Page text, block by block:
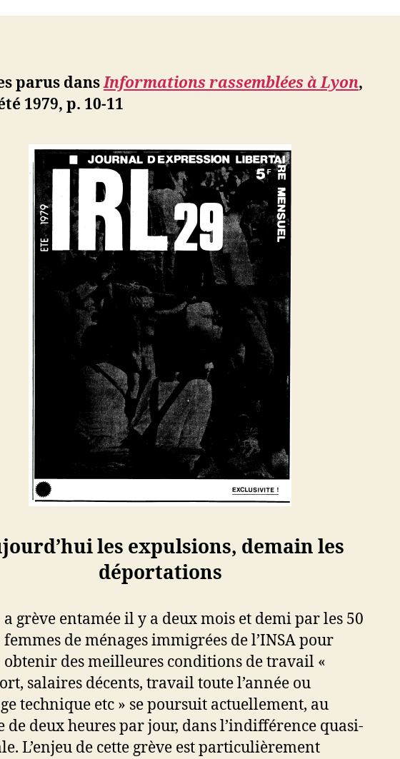
b
parus dansInformations rassemblées à Lyon,
1979, p. 10-11
les expulsions, demain les
déportations
a grève entamée il y a deux mois et demi par les 50
femmes de ménages immigrées de l’INSA pour
obtenir des meilleures conditions de travail «
salaires décents, travail toute l’année ou
technique etc » se poursuit actuellement, au
de deux heures par jour, dans l’indifférence quasi-
L’enjeu de cette grève est particulièrement